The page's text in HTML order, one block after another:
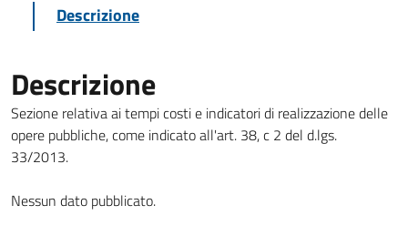
Descrizione
Descrizione
Sezione relativa ai tempi costi e indicatori di realizzazione delle
opere pubbliche, come indicato all'art. 38, c 2 del d.lgs.
33/2013.
Nessun dato pubblicato.